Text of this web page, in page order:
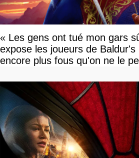
« Les gens ont tué mon gars
expose les joueurs de
encore plus fous qu'on ne le